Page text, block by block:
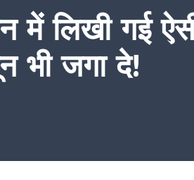
गई ऐसी
भी जगा दे!